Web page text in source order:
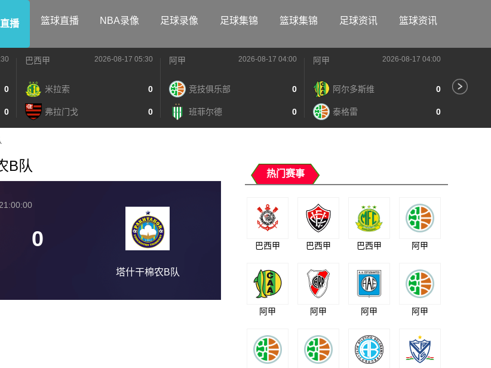
播 篮球直播 NBA录像 足球录像 足球集锦 篮球集锦 足球资讯 篮球资讯
0
0
巴西甲 2026-08-17 05:30
米拉索 0
弗拉门戈 0
阿甲 2026-08-17 04:00
竞技俱乐部 0
班菲尔德 0
阿甲 2026-08-17 04:00
阿尔多斯维 0
泰格雷 0
B队
0
塔什干棉农B队
热门赛事
巴西甲 巴西甲 巴西甲 阿甲
阿甲 阿甲 阿甲 阿甲